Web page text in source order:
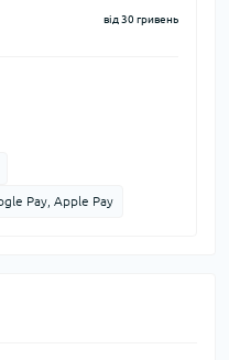
від 30 гривень
Pay, Apple Pay